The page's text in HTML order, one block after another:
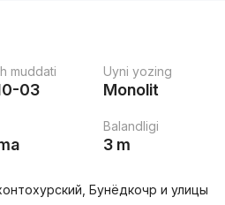
muddati
03
Uyni yozing
Monolit
Balandligi
3 m
Бунёдкочр и улицы